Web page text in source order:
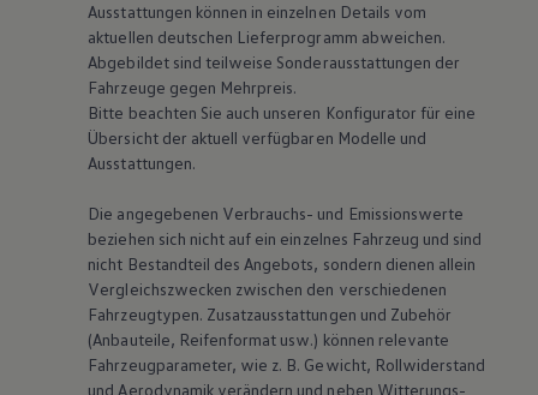
Ausstattungen können in einzelnen Details vom
aktuellen deutschen Lieferprogramm abweichen.
Abgebildet sind teilweise Sonderausstattungen der
Fahrzeuge gegen Mehrpreis.
Bitte beachten Sie auch unseren Konfigurator für eine
Übersicht der aktuell verfügbaren Modelle und
Ausstattungen.
Die angegebenen Verbrauchs- und Emissionswerte
beziehen sich nicht auf ein einzelnes Fahrzeug und sind
nicht Bestandteil des Angebots, sondern dienen allein
Vergleichszwecken zwischen den verschiedenen
Fahrzeugtypen. Zusatzausstattungen und Zubehör
(Anbauteile, Reifenformat usw.) können relevante
Fahrzeugparameter, wie z. B. Gewicht, Rollwiderstand
und Aerodynamik verändern und neben Witterungs-